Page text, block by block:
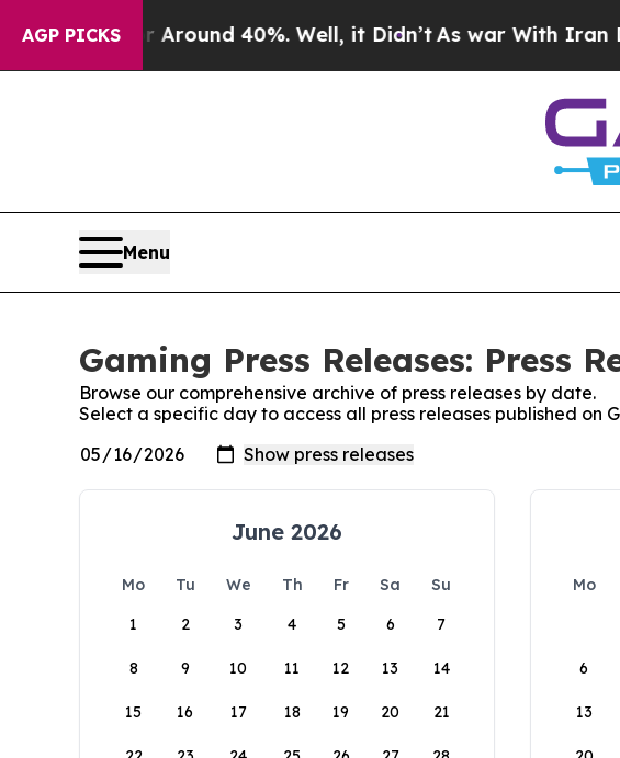
AGP PICKS
a Floor Around 40%. Well, it Didn’t As war With Iran
Menu
Gaming Press Releases: Press
Browse our comprehensive archive of press releases by date.
Select a specific day to access all press releases published on
June 2026
Mo Tu We Th Fr Sa
Su
1
2 3 4 5 6 7
8 9 10 11 12 13 14
15 16 17 18 19 20 21
Mo
6
13